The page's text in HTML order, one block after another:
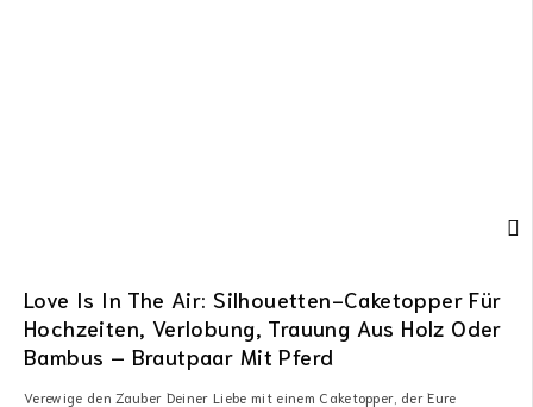
Love Is In The Air: Silhouetten-Caketopper Für
Hochzeiten, Verlobung, Trauung Aus Holz Oder
Bambus – Brautpaar Mit Pferd
Verewige den Zauber Deiner Liebe mit einem Caketopper, der Eure